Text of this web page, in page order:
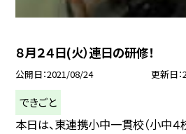
８月２４日(火）連日の研修！
公開日 2021/08/24 更新日
できごと
本日は、東連携小中一貫校（小中